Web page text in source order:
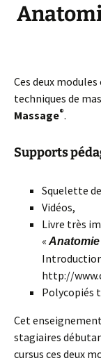
Ces deux
techniques de
Massage®.
Supports
Squelette
Vidéos,
Livre très
«
http://
Polycopiés
Cet
stagiaires
cursus ces deux